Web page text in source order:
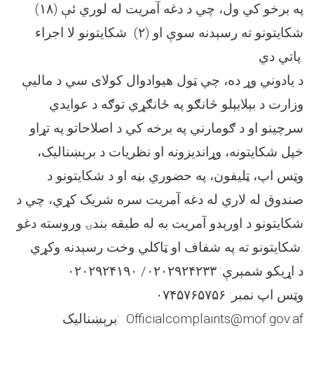
په برخو کي ول، چي د دغه آمریت له لوري ئې (۱۸)
شکایتونو ته رسېدنه سوې او (۲) شکایتونو لا اجراء
پاتي دي.
د یادوني وړ ده، چي ټول هیوادوال کولای سي د مالیې
وزارت د بېلابېلو څانګو په ځانګړي توګه د عوایدي
سرچینو او د ګومارني په برخه کي د اصلاحاتو په تړاو
خپل شکایتونه، وړاندیزونه او نظریات د برېښنالیک،
وټس اپ، ټلیفون، په حضوري بڼه او د شکایتونو د
صندوق له لاري له دغه آمریت سره شریک کړي، چي د
شکایتونو د اورېدو آمریت به له طبقه بندۍ وروسته دغو
شکایتونو ته په شفاف او ټاکلي وخت رسېدنه وکړي.
د اړیکو شمېرې: ۰۲۰۲۹۲۴۲۳۳/ ۰۲۰۲۹۲۴۱۹۰
وټس اپ نمبر: ۰۷۴۵۷۶۵۷۵۶
برېښنالیک: Officialcomplaints@mof.gov.af